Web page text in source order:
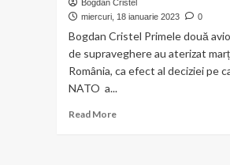
Bogdan Cristel
miercuri, 18 ianuarie 2023
0
Bogdan Cristel Primele două
de supraveghere au aterizat
România, ca efect al deciziei pe
NATO a...
Read MoreRead